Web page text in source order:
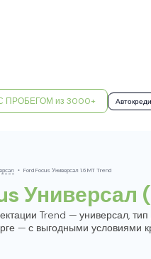
ПРОБЕГОМ из 3000+
• Ford Focus Универсал 1.6 MT Trend
Универсал
Trend — универсал,
— с выгодными условиями